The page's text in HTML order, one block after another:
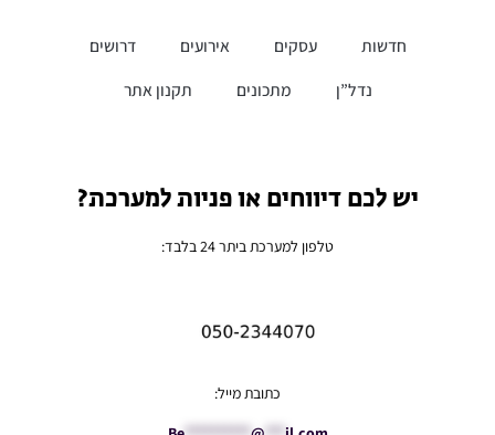
חדשות עסקים אירועים
דרושים
נדל”ן
מתכונים תקנון אתר
יש לכם דיווחים או פניות למערכת?
טלפון למערכת ביתר 24 בלבד:
כתובת מייל: